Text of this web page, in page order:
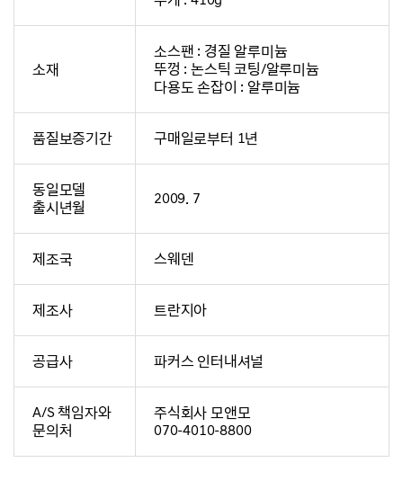
소재
소스팬 : 경질 알루미늄
뚜껑 : 논스틱 코팅/알루미늄
다용도 손잡이 : 알루미늄
품질보증기간 구매일로부터 1년
동일모델
출시년월
2009. 7
제조국 스웨덴
제조사 트란지아
공급사 파커스 인터내셔널
A/S 책임자와
문의처
주식회사 모앤모
070-4010-8800